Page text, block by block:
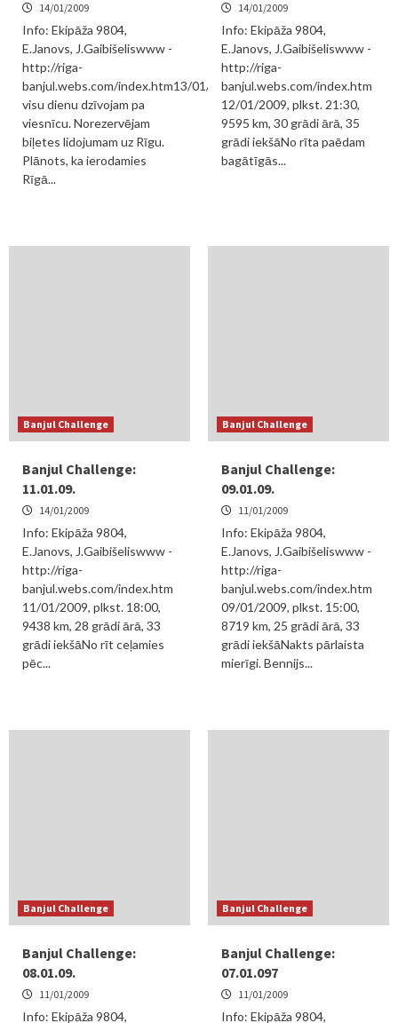
14/01/2009
Info: Ekipāža 9804,
E.Janovs, J.Gaibišeliswww -
http://riga-
banjul.webs.com/index.htm13/01/2009Šodien
visu dienu dzīvojam pa
viesnīcu. Norezervējam
biļetes lidojumam uz Rīgu.
Plānots, ka ierodamies
Rīgā...
14/01/2009
Info: Ekipāža 9804,
E.Janovs, J.Gaibišeliswww -
http://riga-
banjul.webs.com/index.htm
12/01/2009, plkst. 21:30,
9595 km, 30 grādi ārā, 35
grādi iekšāNo rīta paēdam
bagātīgās...
Banjul Challenge
Banjul Challenge:
11.01.09.
14/01/2009
Info: Ekipāža 9804,
E.Janovs, J.Gaibišeliswww -
http://riga-
banjul.webs.com/index.htm
11/01/2009, plkst. 18:00,
9438 km, 28 grādi ārā, 33
grādi iekšāNo rīt ceļamies
pēc...
Banjul Challenge
Banjul Challenge:
09.01.09.
11/01/2009
Info: Ekipāža 9804,
E.Janovs, J.Gaibišeliswww -
http://riga-
banjul.webs.com/index.htm
09/01/2009, plkst. 15:00,
8719 km, 25 grādi ārā, 33
grādi iekšāNakts pārlaista
mierīgi. Bennijs...
Banjul Challenge
Banjul Challenge:
08.01.09.
11/01/2009
Info: Ekipāža 9804,
Banjul Challenge
Banjul Challenge:
07.01.097
11/01/2009
Info: Ekipāža 9804,